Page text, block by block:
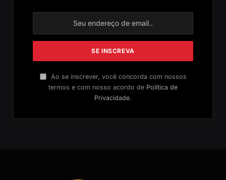
Ao se inscrever, você concorda com nossos
termos e com nosso acordo de Política de
Privacidade.